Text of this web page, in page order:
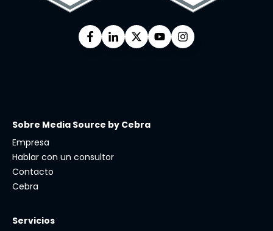
Sobre Media Source by Cebra
Empresa
Hablar con un consultor
Contacto
Cebra
Servicios